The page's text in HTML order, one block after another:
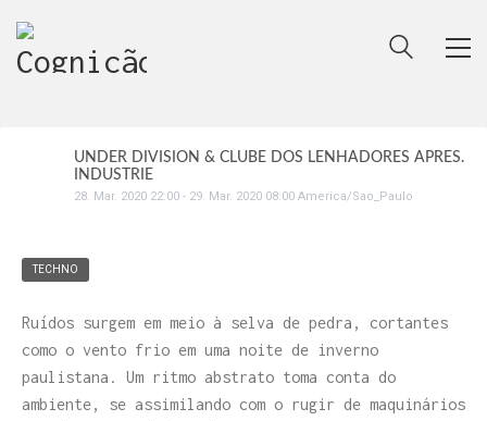
UNDER DIVISION & CLUBE DOS LENHADORES APRES.
INDUSTRIE
28. Mar. 2020 22:00 - 29. Mar. 2020 08:00 America/Sao_Paulo
TECHNO
Ruídos surgem em meio à selva de pedra, cortantes
como o vento frio em uma noite de inverno
paulistana. Um ritmo abstrato toma conta do
ambiente, se assimilando com o rugir de maquinários